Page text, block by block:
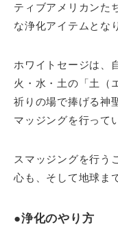
ティブアメリカンた
な浄化アイテムとな
ホワイトセージは、
火・水・土の「土（
祈りの場で捧げる神
マッジングを行って
スマッジングを行う
心も、そして地球ま
●浄化のやり方